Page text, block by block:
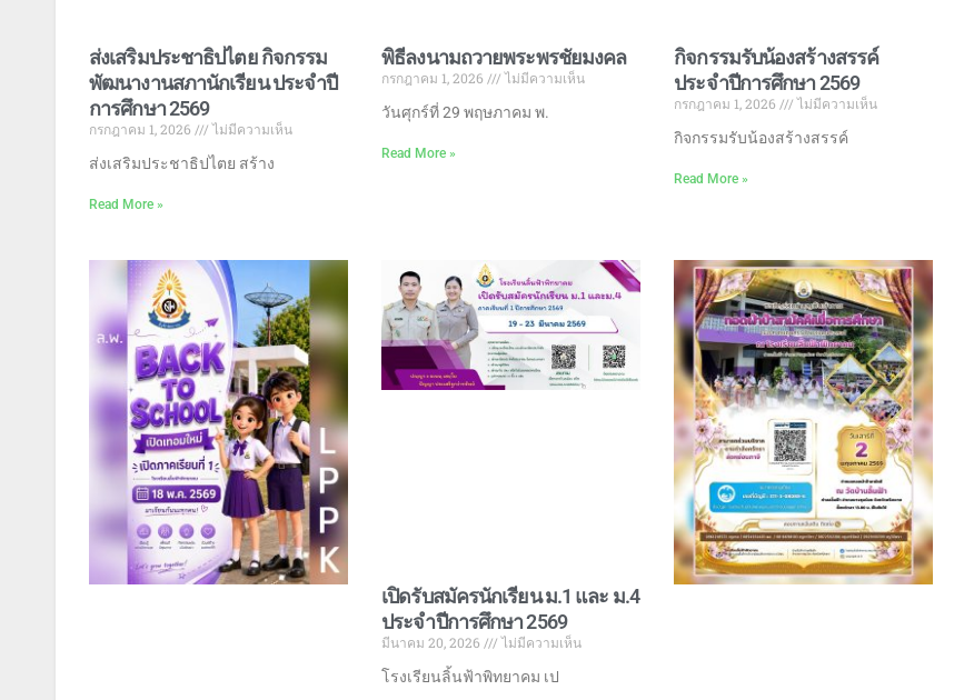
ส่งเสริมประชาธิปไตย กิจกรรม
พัฒนางานสภานักเรียน ประจำปี
การศึกษา 2569
กรกฎาคม 1, 2026
ไม่มีความเห็น
ส่งเสริมประชาธิปไตย สร้าง
Read More »
พิธีลงนามถวายพระพรชัยมงคล
กรกฎาคม 1, 2026
ไม่มีความเห็น
วันศุกร์ที่ 29 พฤษภาคม พ.
Read More »
กิจกรรมรับน้องสร้างสรรค์
ประจำปีการศึกษา 2569
กรกฎาคม 1, 2026
ไม่มีความเห็น
กิจกรรมรับน้องสร้างสรรค์
Read More »
เปิดรับสมัครนักเรียน ม.1 และ ม.4
ประจำปีการศึกษา 2569
มีนาคม 20, 2026
ไม่มีความเห็น
โรงเรียนลิ้นฟ้าพิทยาคม เป